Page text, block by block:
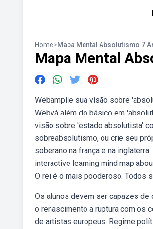
Home>Mapa Mental Absolutismo 7
Mapa Mental
Webamplie sua visão sobre
Webvá além do básico em
visão sobre 'estado absolutista'
sobreabsolutismo, ou crie seu
soberano na frança e na
interactive learning mind map
O rei é o mais pooderoso. Todos
Os alunos devem ser capazes de
o renascimento a ruptura com os
de artistas europeus. Regime